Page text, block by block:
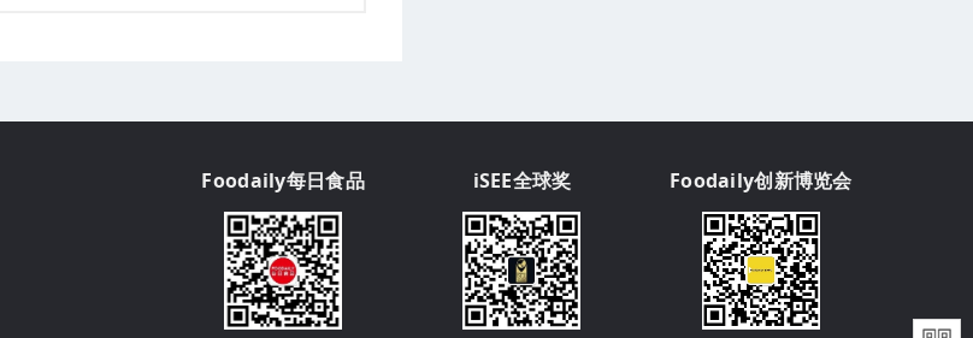
Foodaily每日食品 iSEE全球奖 Foodaily创新博览会